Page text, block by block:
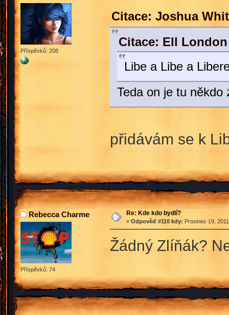
Příspěvků: 208
Citace: Joshua
Citace: Ell
Libe a Libe a
Teda on je tu
přidávám se k
Rebecca Charme
Příspěvků: 74
Re: Kde kdo bydlí?
« Odpověď #110 kdy: Prosinec 19,
Žádný Zlíňák?